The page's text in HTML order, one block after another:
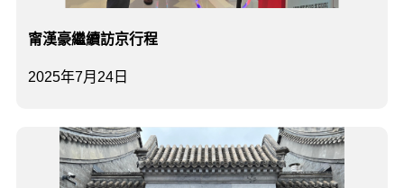
2025年7月24日
甯漢豪繼續訪京行程